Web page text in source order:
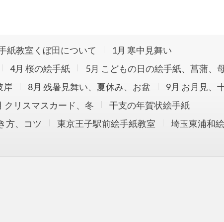
絵手紙教室です。花の絵手紙を中
紙教室くぼ田について
1月 寒中見舞い
4月 桜の絵手紙
5月 こどもの日の絵手紙、菖蒲、
岸 8月 残暑見舞い、夏休み、お盆
9月 お月見、
クリスマスカード、冬
干支の年賀状絵手紙
方、コツ 東京王子駅前絵手紙教室
埼玉東浦和